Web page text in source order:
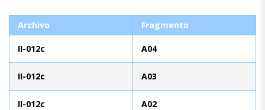
Archivo Fragmento
II-012c A04
II-012c A03
II-012c A02